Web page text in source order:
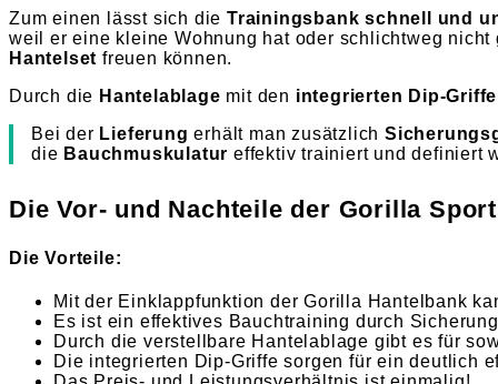
Zum einen lässt sich die Trainingsbank schnell und
weil er eine kleine Wohnung hat oder schlichtweg
Hantelset freuen können.
Durch die Hantelablage mit den integrierten Dip-
Bei der Lieferung erhält man zusätzlich
die Bauchmuskulatur effektiv trainiert und definiert
Die Vor- und Nachteile der Gorilla
Die Vorteile:
Mit der Einklappfunktion der Gorilla Hantelbank
Es ist ein effektives Bauchtraining durch
Durch die verstellbare Hantelablage gibt es für
Die integrierten Dip-Griffe sorgen für ein deutlich